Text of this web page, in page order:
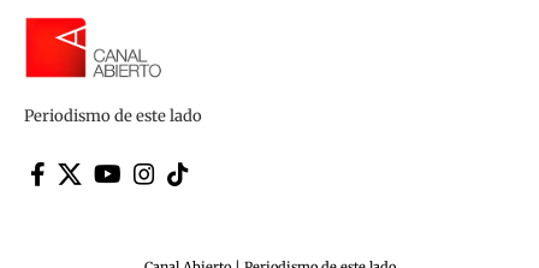
Periodismo de este lado